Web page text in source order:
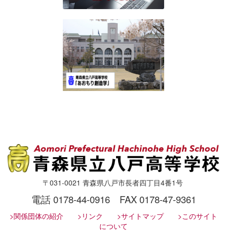
〒031-0021 青森県八戸市長者四丁目4番1号
電話 0178-44-0916 FAX 0178-47-9361
>関係団体の紹介 >リンク >サイトマップ
>このサイト
について